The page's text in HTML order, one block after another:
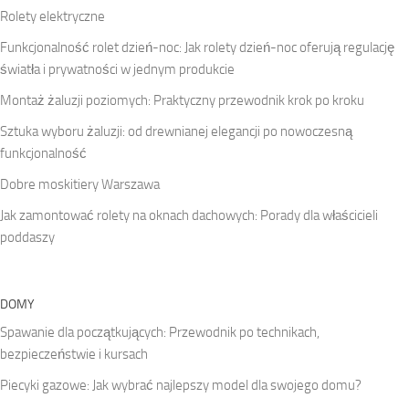
Rolety elektryczne
Funkcjonalność rolet dzień-noc: Jak rolety dzień-noc oferują regulację
światła i prywatności w jednym produkcie
Montaż żaluzji poziomych: Praktyczny przewodnik krok po kroku
Sztuka wyboru żaluzji: od drewnianej elegancji po nowoczesną
funkcjonalność
Dobre moskitiery Warszawa
Jak zamontować rolety na oknach dachowych: Porady dla właścicieli
poddaszy
DOMY
Spawanie dla początkujących: Przewodnik po technikach,
bezpieczeństwie i kursach
Piecyki gazowe: Jak wybrać najlepszy model dla swojego domu?